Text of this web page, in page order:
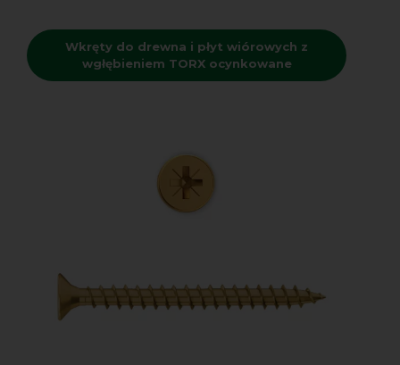
Wkręty do drewna i płyt wiórowych z
wgłębieniem TORX ocynkowane